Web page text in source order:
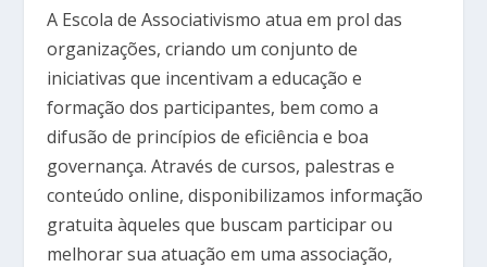
A Escola de Associativismo atua em prol das
organizações, criando um conjunto de
iniciativas que incentivam a educação e
formação dos participantes, bem como a
difusão de princípios de eficiência e boa
governança. Através de cursos, palestras e
conteúdo online, disponibilizamos informação
gratuita àqueles que buscam participar ou
melhorar sua atuação em uma associação,